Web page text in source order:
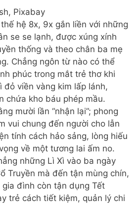
Pixabay
hệ 8x, 9x gắn liền với những
se se lạnh, được xúng xính
thống và theo chân ba mẹ
Chẳng ngôn từ nào có thể
phúc trong mắt trẻ thơ khi
đỏ viền vàng kim lấp lánh,
chứa kho báu phép mầu.
mười lần “nhận lại”; phong
vui chung đến người cho lẫn
tính cách hảo sảng, lòng hiếu
về một tương lai ấm no.
những Lì Xì vào ba ngày
Truyền mà đến tận mùng chín,
đình còn tận dụng Tết
trẻ cách tiết kiệm, quản lý chi